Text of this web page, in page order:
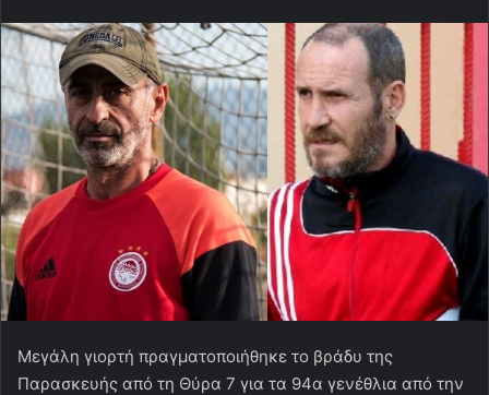
Μεγάλη γιορτή πραγματοποιήθηκε το βράδυ της
Παρασκευής από τη Θύρα 7 για τα 94α γενέθλια από την